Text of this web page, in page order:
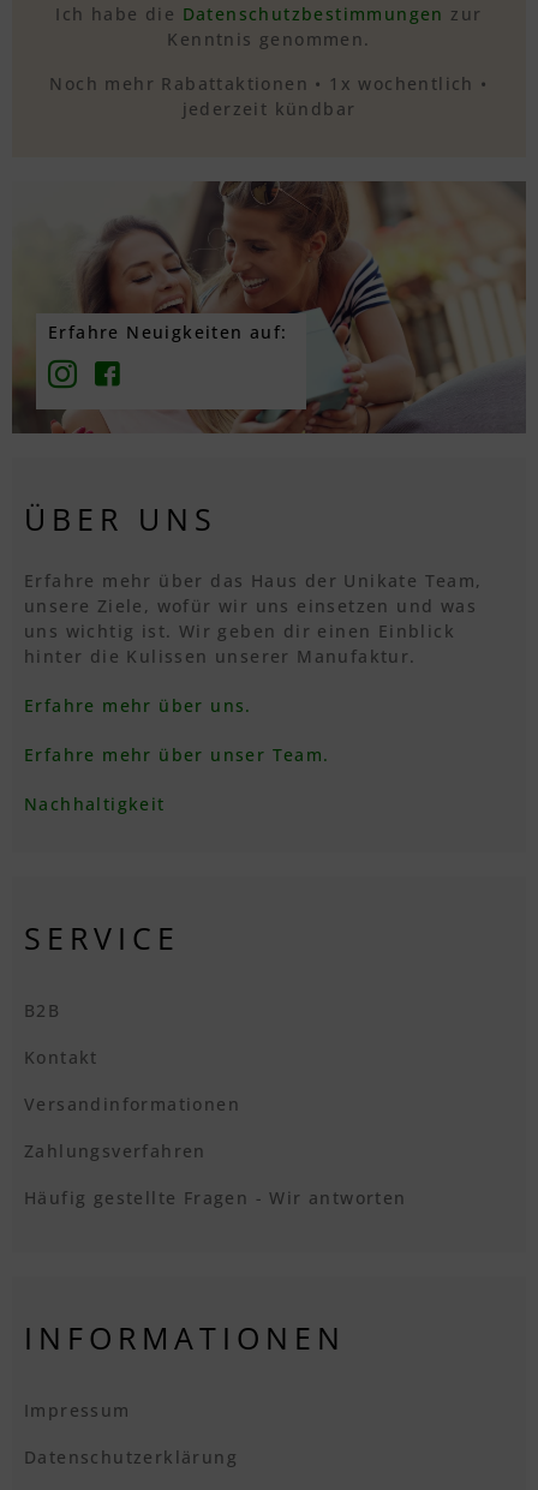
Ich habe die Datenschutzbestimmungen zur
Kenntnis genommen.
Noch mehr Rabattaktionen • 1x wochentlich •
jederzeit kündbar
Erfahre Neuigkeiten auf:
ÜBER UNS
Erfahre mehr über das Haus der Unikate Team,
unsere Ziele, wofür wir uns einsetzen und was
uns wichtig ist. Wir geben dir einen Einblick
hinter die Kulissen unserer Manufaktur.
Erfahre mehr über uns.
Erfahre mehr über unser Team.
Nachhaltigkeit
SERVICE
B2B
Kontakt
Versandinformationen
Zahlungsverfahren
Häufig gestellte Fragen - Wir antworten
INFORMATIONEN
Impressum
Datenschutzerklärung